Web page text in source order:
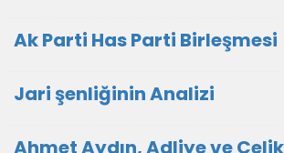
Ak Parti Has Parti Birleşmesi
Jari şenliğinin Analizi
Ahmet Aydın, Adliye ve